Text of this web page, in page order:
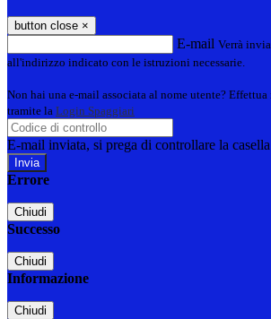
button close ×
E-mail Verrà
all'indirizzo indicato con le istruzioni necessarie.
Non hai una e-mail associata al nome utente?
tramite la Login Spaggiari
E-mail inviata, si prega di controllare la
Errore
Chiudi
Successo
Chiudi
Informazione
Chiudi